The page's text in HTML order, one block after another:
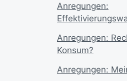
Anregungen:
Anregungen:
Konsum?
Anregungen: